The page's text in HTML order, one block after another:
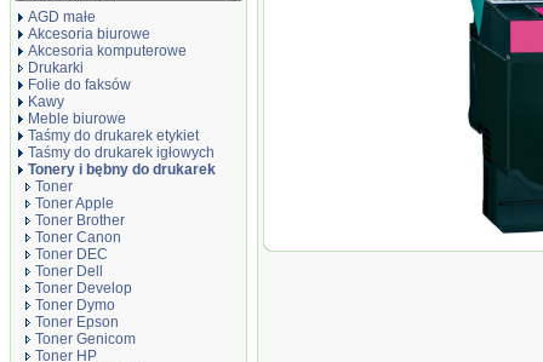
AGD małe
Akcesoria biurowe
Akcesoria komputerowe
Drukarki
Folie do faksów
Kawy
Meble biurowe
Taśmy do drukarek etykiet
Taśmy do drukarek igłowych
Tonery i bębny do drukarek
Toner
Toner Apple
Toner Brother
Toner Canon
Toner DEC
Toner Dell
Toner Develop
Toner Dymo
Toner Epson
Toner Genicom
Toner HP
Toner